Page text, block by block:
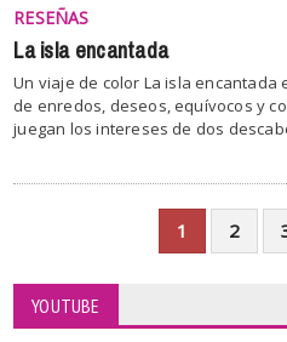
RESEÑAS
La isla encantada
Un viaje de color La isla
de enredos, deseos, equívocos y
juegan los intereses de dos
1 2
YOUTUBE